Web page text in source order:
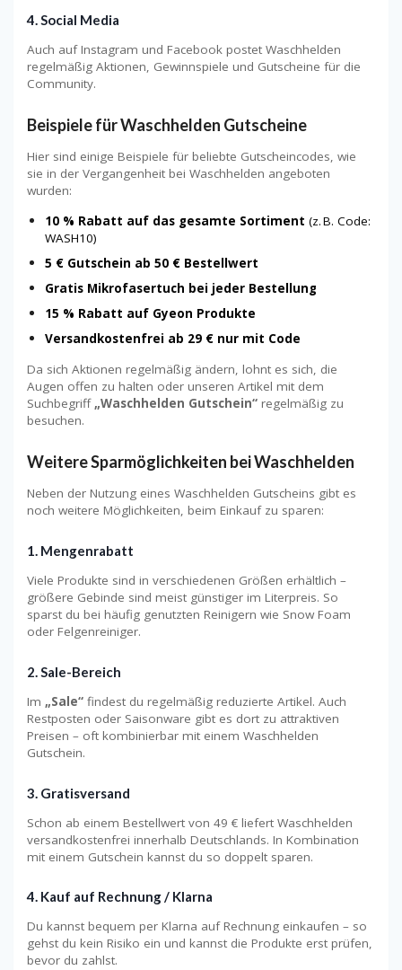
4.Social Media
Auch auf Instagram und Facebook postet Waschhelden
regelmäßig Aktionen, Gewinnspiele und Gutscheine für die
Community.
Beispiele für Waschhelden Gutscheine
Hier sind einige Beispiele für beliebte Gutscheincodes, wie
sie in der Vergangenheit bei Waschhelden angeboten
wurden:
10 % Rabatt auf das gesamte Sortiment (z. B. Code:
WASH10)
5 € Gutschein ab 50 € Bestellwert
Gratis Mikrofasertuch bei jeder Bestellung
15 % Rabatt auf Gyeon Produkte
Versandkostenfrei ab 29 € nur mit Code
Da sich Aktionen regelmäßig ändern, lohnt es sich, die
Augen offen zu halten oder unseren Artikel mit dem
Suchbegriff „Waschhelden Gutschein“ regelmäßig zu
besuchen.
Weitere Sparmöglichkeiten bei Waschhelden
Neben der Nutzung eines Waschhelden Gutscheins gibt es
noch weitere Möglichkeiten, beim Einkauf zu sparen:
1. Mengenrabatt
Viele Produkte sind in verschiedenen Größen erhältlich –
größere Gebinde sind meist günstiger im Literpreis. So
sparst du bei häufig genutzten Reinigern wie Snow Foam
oder Felgenreiniger.
2.Sale-Bereich
Im „Sale“ findest du regelmäßig reduzierte Artikel. Auch
Restposten oder Saisonware gibt es dort zu attraktiven
Preisen – oft kombinierbar mit einem Waschhelden
Gutschein.
3. Gratisversand
Schon ab einem Bestellwert von 49 € liefert Waschhelden
versandkostenfrei innerhalb Deutschlands. In Kombination
mit einem Gutschein kannst du so doppelt sparen.
4. Kauf auf Rechnung / Klarna
Du kannst bequem per Klarna auf Rechnung einkaufen – so
gehst du kein Risiko ein und kannst die Produkte erst prüfen,
bevor du zahlst.